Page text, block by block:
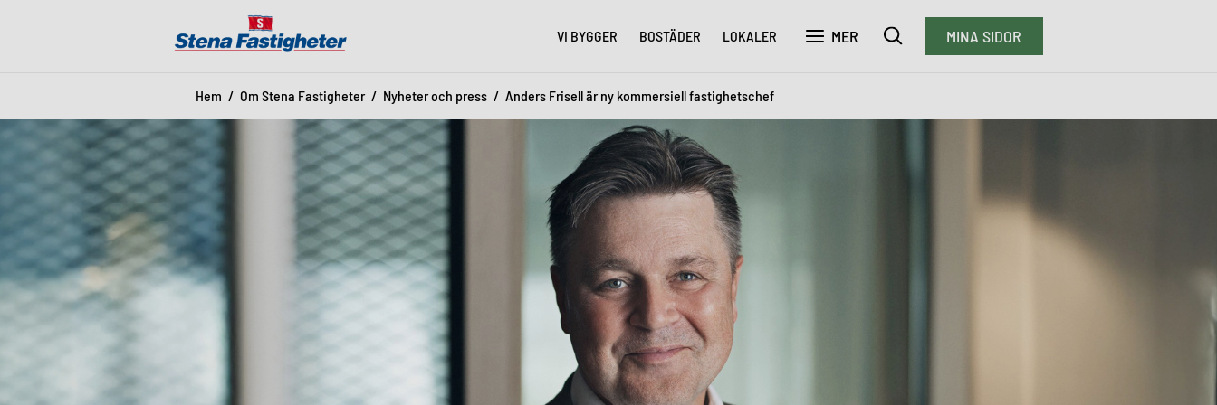
VI BYGGER BOSTÄDER LOKALER MER MINA SIDOR
Hem Om Stena Fastigheter Nyheter och press Anders Frisell är ny kommersiell fastighetschef